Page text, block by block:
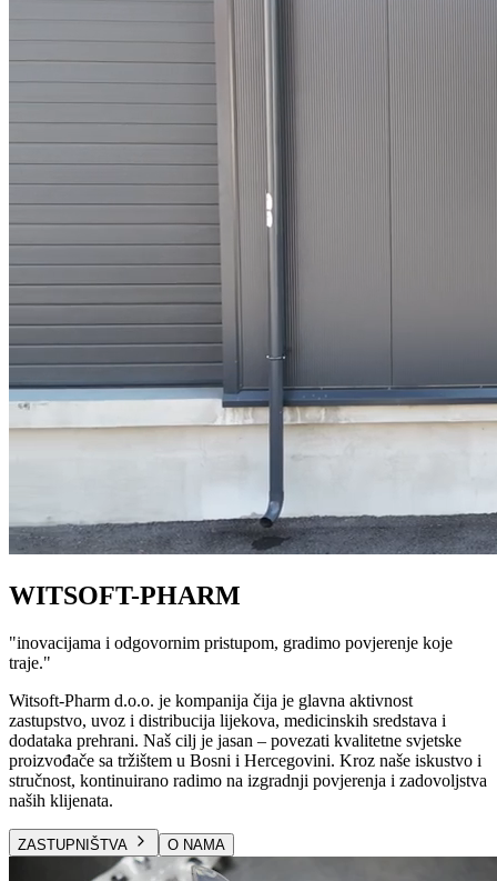
WITSOFT-PHARM
"inovacijama i odgovornim pristupom, gradimo povjerenje koje
traje."
Witsoft-Pharm d.o.o. je kompanija čija je glavna aktivnost
zastupstvo, uvoz i distribucija lijekova, medicinskih sredstava i
dodataka prehrani. Naš cilj je jasan – povezati kvalitetne svjetske
proizvođače sa tržištem u Bosni i Hercegovini. Kroz naše iskustvo i
stručnost, kontinuirano radimo na izgradnji povjerenja i zadovoljstva
naših klijenata.
ZASTUPNIŠTVA O NAMA